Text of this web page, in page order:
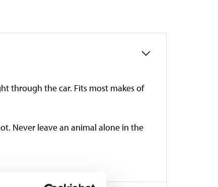
through the car. Fits most makes of
Never leave an animal alone in the